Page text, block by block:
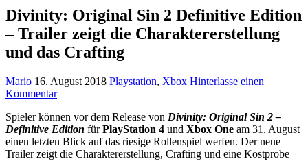
Divinity: Original Sin 2 Definitive Edition
– Trailer zeigt die Charaktererstellung
und das Crafting
Mario 16. August 2018 Playstation, Xbox Hinterlasse einen
Kommentar
Spieler können vor dem Release von Divinity: Original Sin 2 –
Definitive Edition fürPlayStation 4 und Xbox One am 31. August
einen letzten Blick auf das riesige Rollenspiel werfen. Der neue
Trailer zeigt die Charaktererstellung, Crafting und eine Kostprobe